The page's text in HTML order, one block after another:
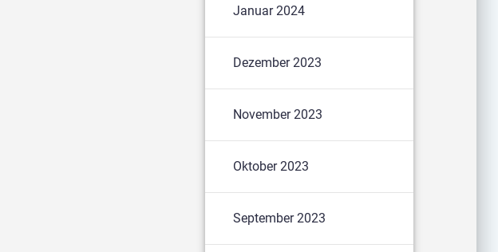
Januar 2024
Dezember 2023
November 2023
Oktober 2023
September 2023